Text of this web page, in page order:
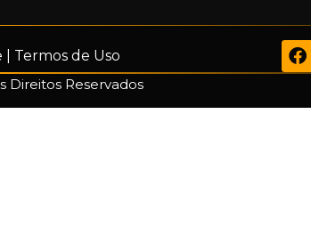
Termos de Uso
Direitos Reservados